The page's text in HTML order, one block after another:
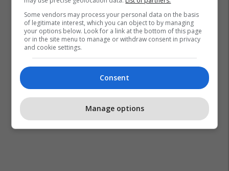
Some vendors may process your personal data on the basis
of legitimate interest, which you can object to by managing
your options below. Look for a link at the bottom of this page
or in the site menu to manage or withdraw consent in privacy
and cookie settings.
Consent
Manage options